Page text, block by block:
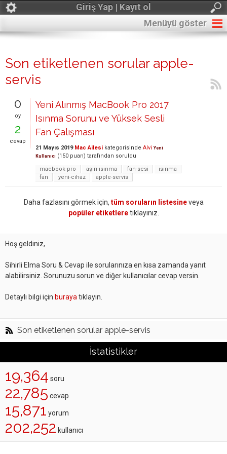
Giriş Yap | Kayıt ol
Menüyü göster
Son etiketlenen sorular apple-
servis
0
oy
2
cevap
Yeni Alınmış MacBook Pro 2017
Isınma Sorunu ve Yüksek Sesli
Fan Çalışması
21 Mayıs 2019 Mac Ailesi kategorisinde Alvi Yeni
Kullanıcı (150 puan) tarafından soruldu
macbook-pro
aşırı-ısınma fan-sesi
ısınma
fan
yeni-cihaz apple-servis
Daha fazlasını görmek için, tüm soruların listesineveya
popüler etiketleretıklayınız.
Hoş geldiniz,
Sihirli Elma Soru & Cevap ile sorularınıza en kısa zamanda yanıt
alabilirsiniz. Sorunuzu sorun ve diğer kullanıcılar cevap versin.
Detaylı bilgi için buraya tıklayın.
Son etiketlenen sorular apple-servis
İstatistikler
19,364 soru
22,785 cevap
15,871 yorum
202,252 kullanıcı